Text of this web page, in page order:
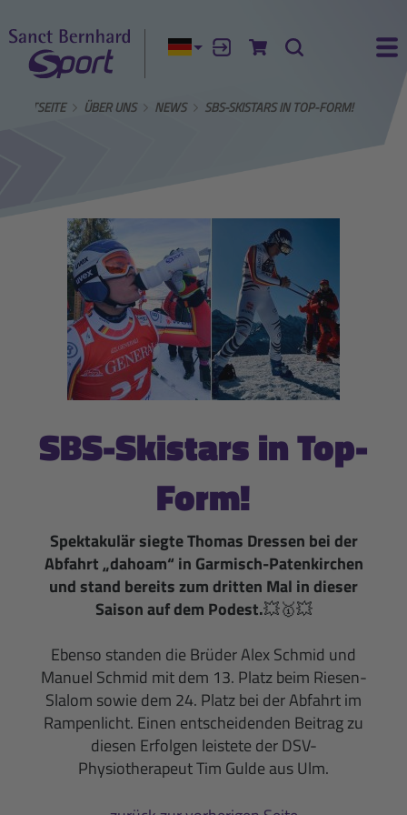
Aktuelle Sprache:
AnmeldenZum Warenkorb
Suche
STARTSEITE ÜBER UNS NEWS SBS-SKISTARS IN TOP-FORM!
SBS-Skistars in Top-
Form!
Spektakulär siegte Thomas Dressen bei der
Abfahrt „dahoam“ in Garmisch-Patenkirchen
und stand bereits zum dritten Mal in dieser
Saison auf dem Podest.💥🥇💥
Ebenso standen die Brüder Alex Schmid und
Manuel Schmid mit dem 13. Platz beim Riesen-
Slalom sowie dem 24. Platz bei der Abfahrt im
Rampenlicht. Einen entscheidenden Beitrag zu
diesen Erfolgen leistete der DSV-
Physiotherapeut Tim Gulde aus Ulm.